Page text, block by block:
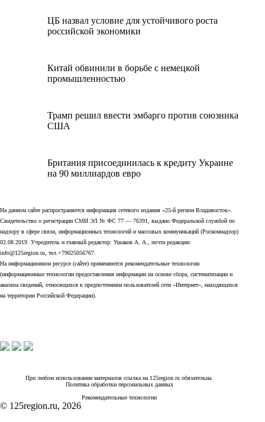
ЦБ назвал условие для устойчивого роста
российской экономики
Китай обвинили в борьбе с немецкой
промышленностью
Трамп решил ввести эмбарго против союзника
США
Британия присоединилась к кредиту Украине
на 90 миллиардов евро
На данном сайте распространяется информация сетевого издания «25-й регион Владивосток».
Свидетельство о регистрации СМИ ЭЛ № ФС 77 — 76391, выдано Федеральной службой по
надзору в сфере связи, информационных технологий и массовых коммуникаций (Роскомнадзор)
02.08.2019. Учредитель и главный редактор: Ушаков А. А., почта редакции:
info@125region.ru, тел.+79025056767.
На информационном ресурсе (сайте) применяются рекомендательные технологии
(информационные технологии предоставления информации на основе сбора, систематизации и
анализа сведений, относящихся к предпочтениям пользователей сети «Интернет», находящихся
на территории Российской Федерации).
При любом использовании материалов ссылка на 125region.ru обязательна.
Политика обработки персональных данных
Рекомендательные технологии
© 125region.ru, 2026